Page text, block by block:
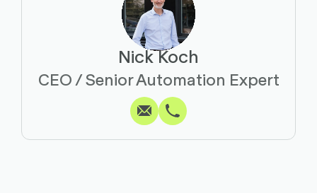
Nick Koch
CEO / Senior Automation Expert
SchreibenKopieren
AnrufenKopieren